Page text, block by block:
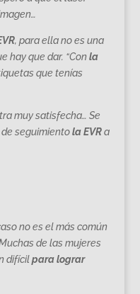
, para ella no es una
hay que dar. “Con la
que tenías
muy satisfecha… Se
seguimientola EVRa
no es el más común
de las mujeres
difícilpara lograr